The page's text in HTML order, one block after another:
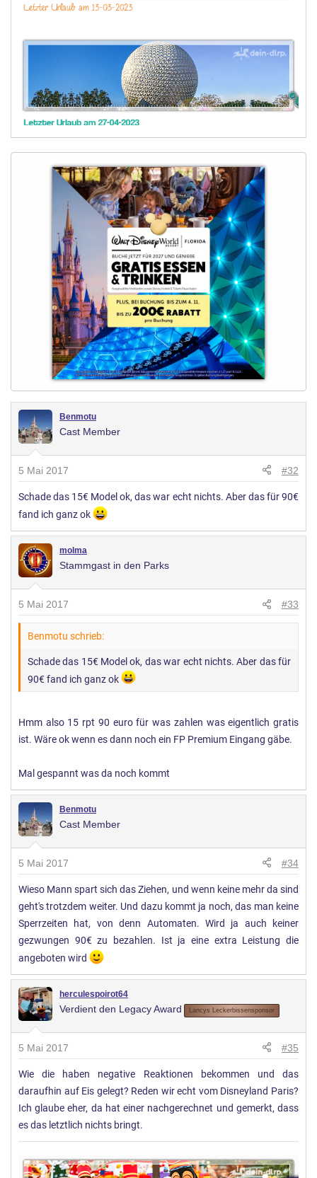
Benmotu
Cast Member
5 Mai 2017 #32
Schade das 15€ Model ok, das war echt nichts. Aber das für 90€
fand ich ganz ok
molma
Stammgast in den Parks
5 Mai 2017 #33
Benmotu schrieb:
Schade das 15€ Model ok, das war echt nichts. Aber das für
90€ fand ich ganz ok
Hmm also 15 rpt 90 euro für was zahlen was eigentlich gratis
ist. Wäre ok wenn es dann noch ein FP Premium Eingang gäbe.
Mal gespannt was da noch kommt
Benmotu
Cast Member
5 Mai 2017 #34
Wieso Mann spart sich das Ziehen, und wenn keine mehr da sind
geht's trotzdem weiter. Und dazu kommt ja noch, das man keine
Sperrzeiten hat, von denn Automaten. Wird ja auch keiner
gezwungen 90€ zu bezahlen. Ist ja eine extra Leistung die
angeboten wird
herculespoirot64
Verdient den Legacy Award Lancys Leckerbissensponsor
5 Mai 2017 #35
Wie die haben negative Reaktionen bekommen und das
daraufhin auf Eis gelegt? Reden wir echt vom Disneyland Paris?
Ich glaube eher, da hat einer nachgerechnet und gemerkt, dass
es das letztlich nichts bringt.